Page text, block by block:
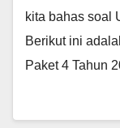
kita bahas soal
Berikut ini
Paket 4 Tahun